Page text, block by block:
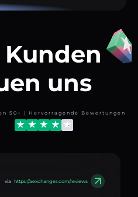
Kunden
uns
50+ | Hervorragende Bewertungen
via https://aexchanger.com/reviews